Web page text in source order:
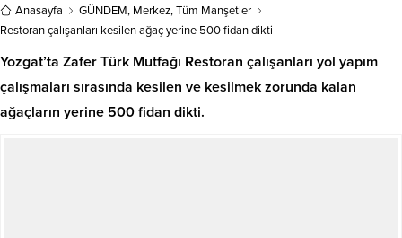
Anasayfa GÜNDEM, Merkez,Tüm Manşetler
Restoran çalışanları kesilen ağaç yerine 500 fidan dikti
Yozgat’ta Zafer Türk Mutfağı Restoran çalışanları yol yapım
çalışmaları sırasında kesilen ve kesilmek zorunda kalan
ağaçların yerine 500 fidan dikti.